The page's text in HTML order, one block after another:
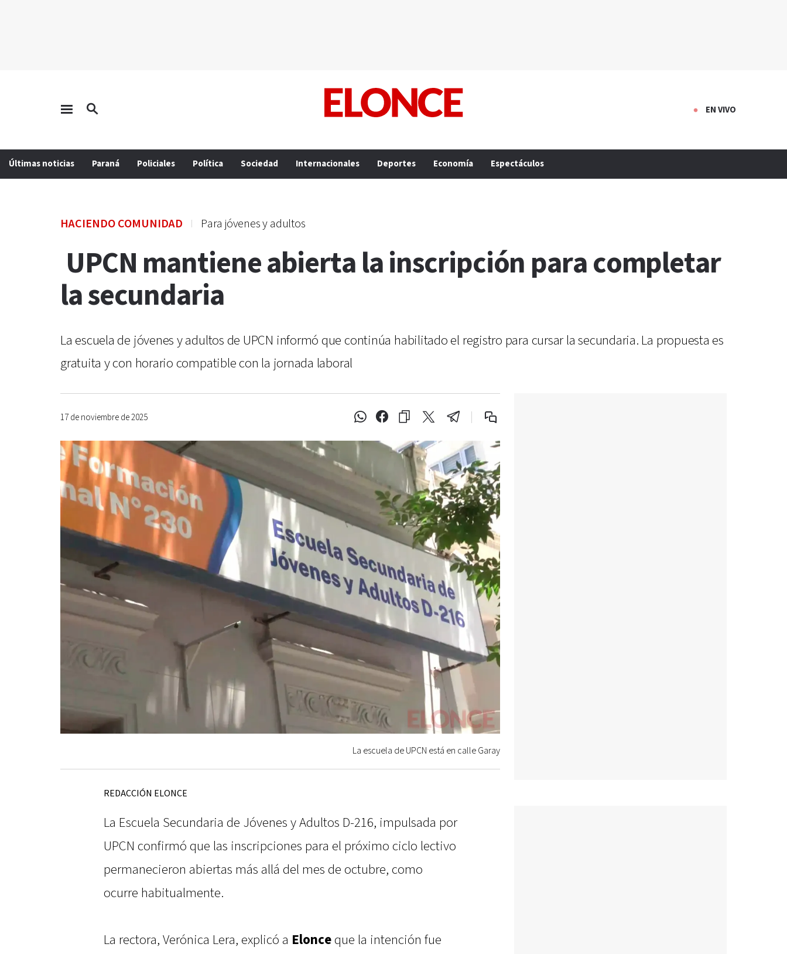
EN VIVO
Últimas noticias Paraná Policiales Política Sociedad Internacionales Deportes Economía Espectáculos
HACIENDO COMUNIDAD Para jóvenes y adultos
UPCN mantiene abierta la inscripción para completar
la secundaria
La escuela de jóvenes y adultos de UPCN informó que continúa habilitado el registro para cursar la secundaria. La propuesta es
gratuita y con horario compatible con la jornada laboral
17 de noviembre de 2025
La escuela de UPCN está en calle Garay
REDACCIÓN ELONCE
La Escuela Secundaria de Jóvenes y Adultos D-216, impulsada por
UPCN confirmó que las inscripciones para el próximo ciclo lectivo
permanecieron abiertas más allá del mes de octubre, como
ocurre habitualmente.
La rectora, Verónica Lera, explicó a Elonceque la intención fue